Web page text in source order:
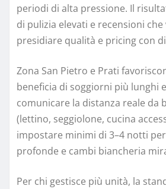
periodi di alta pressione. Il
di pulizia elevati e recensioni
presidiare qualità e pricing con
Zona San Pietro e Prati
beneficia di soggiorni più lunghi
comunicare la distanza reale
(lettino, seggiolone, cucina
impostare minimi di 3–4 notti
profonde e cambi biancheria
Per chi gestisce più unità, la